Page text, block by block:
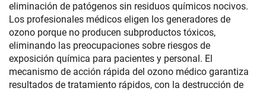
eliminación de patógenos sin residuos químicos nocivos.
Los profesionales médicos eligen los generadores de
ozono porque no producen subproductos tóxicos,
eliminando las preocupaciones sobre riesgos de
exposición química para pacientes y personal. El
mecanismo de acción rápida del ozono médico garantiza
resultados de tratamiento rápidos, con la destrucción de